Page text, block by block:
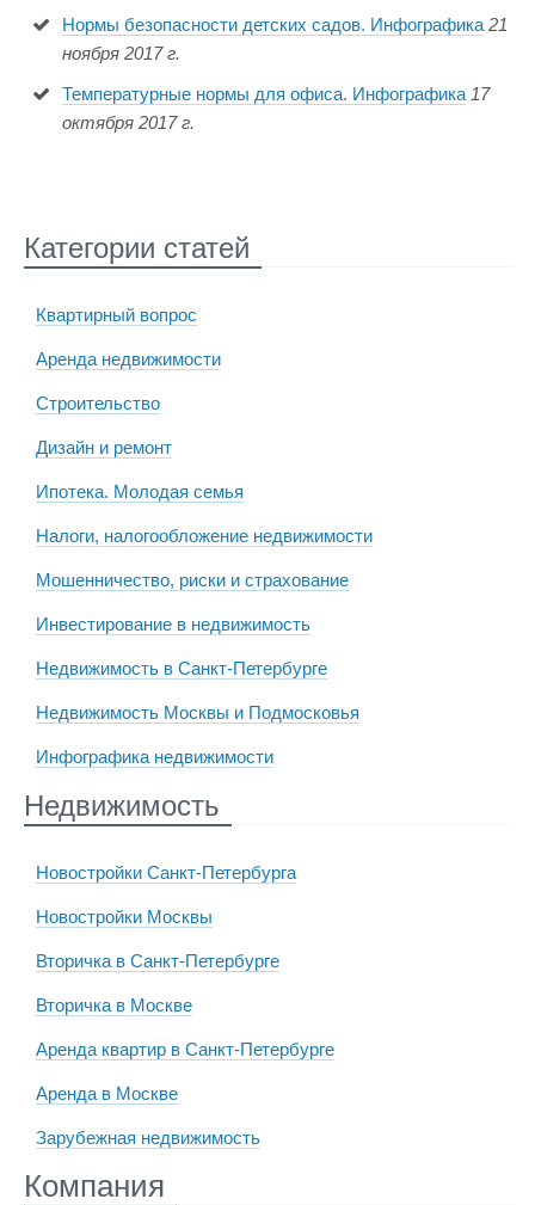
Нормы безопасности детских садов. Инфографика 21
ноября 2017 г.
Температурные нормы для офиса. Инфографика 17
октября 2017 г.
Категории статей
Квартирный вопрос
Аренда недвижимости
Строительство
Дизайн и ремонт
Ипотека. Молодая семья
Налоги, налогообложение недвижимости
Мошенничество, риски и страхование
Инвестирование в недвижимость
Недвижимость в Санкт-Петербурге
Недвижимость Москвы и Подмосковья
Инфографика недвижимости
Недвижимость
Новостройки Санкт-Петербурга
Новостройки Москвы
Вторичка в Санкт-Петербурге
Вторичка в Москве
Аренда квартир в Санкт-Петербурге
Аренда в Москве
Зарубежная недвижимость
Компания